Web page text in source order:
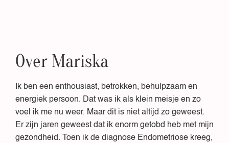
Over Mariska
Ik ben een enthousiast, betrokken, behulpzaam en
energiek persoon. Dat was ik als klein meisje en zo
voel ik me nu weer. Maar dit is niet altijd zo geweest.
Er zijn jaren geweest dat ik enorm getobd heb met mijn
gezondheid. Toen ik de diagnose Endometriose kreeg,